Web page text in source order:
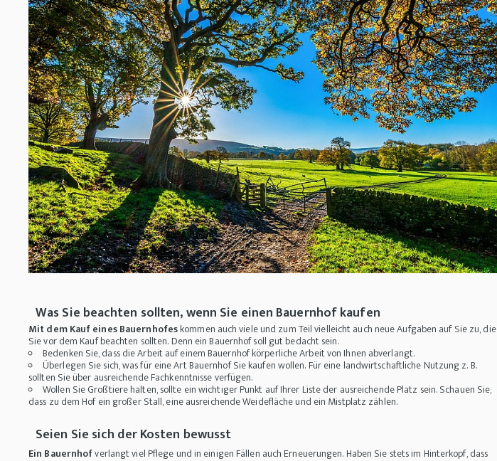
Was Sie beachten sollten, wenn Sie einen Bauernhof kaufen
Mit dem Kauf eines Bauernhofeskommen auch viele und zum Teil vielleicht auch neue Aufgaben auf Sie zu, die
Sie vor dem Kauf beachten sollten. Denn ein Bauernhof soll gut bedacht sein.
Bedenken Sie, dass die Arbeit auf einem Bauernhof körperliche Arbeit von Ihnen abverlangt.
Überlegen Sie sich, was für eine Art Bauernhof Sie kaufen wollen. Für eine landwirtschaftliche Nutzung z. B.
sollten Sie über ausreichende Fachkenntnisse verfügen.
Wollen Sie Großtiere halten, sollte ein wichtiger Punkt auf Ihrer Liste der ausreichende Platz sein. Schauen Sie,
dass zu dem Hof ein großer Stall, eine ausreichende Weidefläche und ein Mistplatz zählen.
Seien Sie sich der Kosten bewusst
Ein Bauernhofverlangt viel Pflege und in einigen Fällen auch Erneuerungen. Haben Sie stets im Hinterkopf, dass